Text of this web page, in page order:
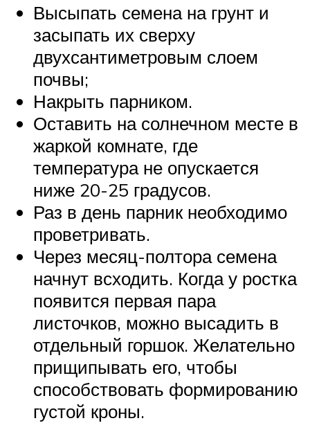
Высыпать семена на грунт и
засыпать их сверху
двухсантиметровым слоем
почвы;
Накрыть парником.
Оставить на солнечном месте в
жаркой комнате, где
температура не опускается
ниже 20-25 градусов.
Раз в день парник необходимо
проветривать.
Через месяц-полтора семена
начнут всходить. Когда у ростка
появится первая пара
листочков, можно высадить в
отдельный горшок. Желательно
прищипывать его, чтобы
способствовать формированию
густой кроны.